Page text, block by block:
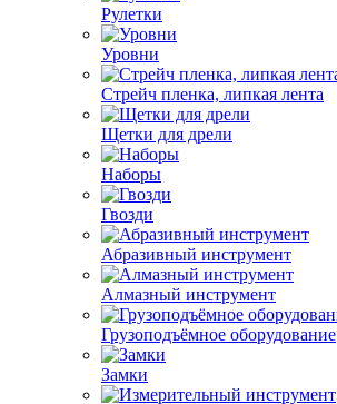
Рулетки
Уровни
Стрейч пленка, липкая лента
Щетки для дрели
Наборы
Гвозди
Абразивный инструмент
Алмазный инструмент
Грузоподъёмное оборудование
Замки